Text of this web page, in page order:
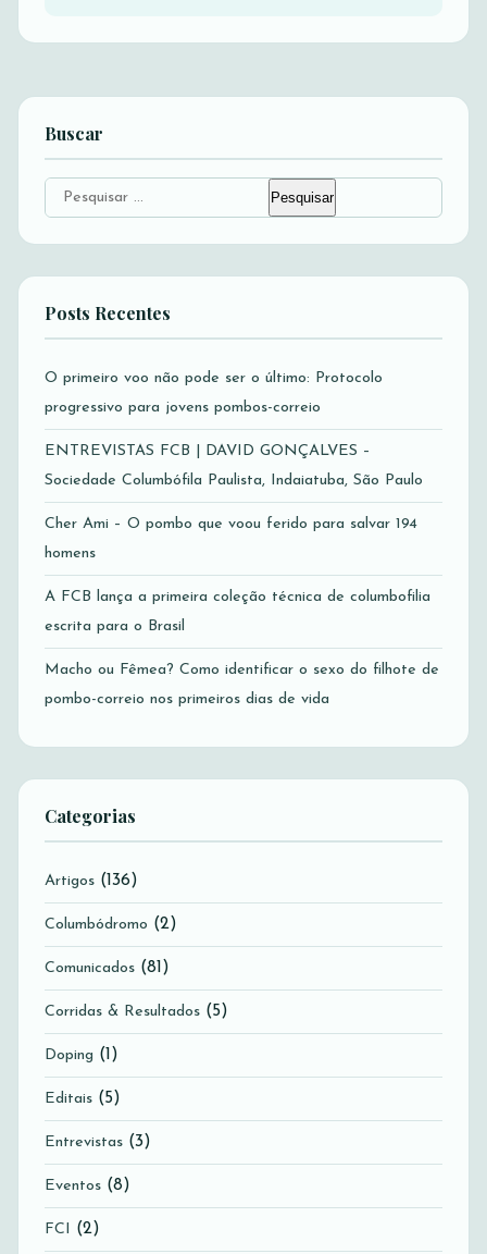
Buscar
Pesquisar
por:
Posts Recentes
O primeiro voo não pode ser o último: Protocolo
progressivo para jovens pombos-correio
ENTREVISTAS FCB | DAVID GONÇALVES –
Sociedade Columbófila Paulista, Indaiatuba, São Paulo
Cher Ami – O pombo que voou ferido para salvar 194
homens
A FCB lança a primeira coleção técnica de columbofilia
escrita para o Brasil
Macho ou Fêmea? Como identificar o sexo do filhote de
pombo-correio nos primeiros dias de vida
Categorias
Artigos (136)
Columbódromo (2)
Comunicados (81)
Corridas & Resultados (5)
Doping (1)
Editais (5)
Entrevistas (3)
Eventos (8)
FCI (2)